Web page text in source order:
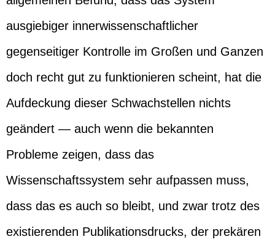
ausgiebiger innerwissenschaftlicher
gegenseitiger Kontrolle im Großen und Ganzen
doch recht gut zu funktionieren scheint, hat die
Aufdeckung dieser Schwachstellen nichts
geändert — auch wenn die bekannten
Probleme zeigen, dass das
Wissenschaftssystem sehr aufpassen muss,
dass das es auch so bleibt, und zwar trotz des
existierenden Publikationsdrucks, der prekären